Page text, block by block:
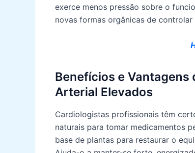
exerce menos pressão sobre o
novas formas orgânicas de
Benefícios e Vantagens
Arterial Elevados
Cardiologistas profissionais têm
naturais para tomar medicamentos
base de plantas para restaurar o